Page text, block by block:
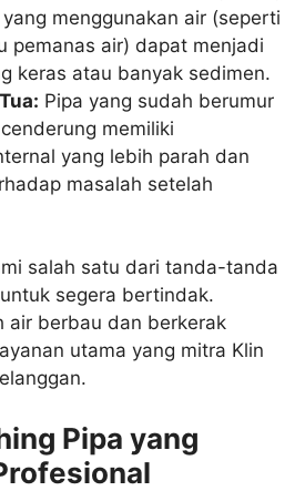
menggunakan air (seperti
pemanas air) dapat menjadi
keras atau banyak sedimen.
Pipa yang sudah berumur
memiliki
yang lebih parah dan
masalah setelah
salah satu dari tanda-tanda
segera bertindak.
air berbau dan berkerak
utama yang mitra Klin
Pipa yang